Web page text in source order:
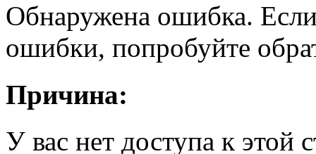
Обнаружена ошибка.
ошибки, попробуйте
Причина:
У вас нет доступа к